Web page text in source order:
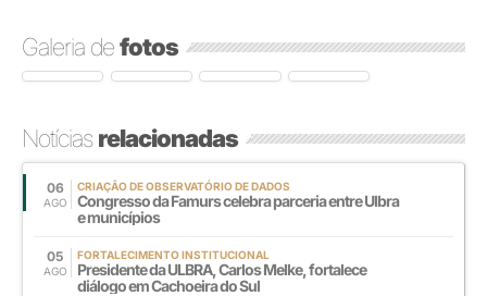
Galeria defotos
Notíciasrelacionadas
06
AGO
CRIAÇÃO DE OBSERVATÓRIO DE DADOS
Congresso da Famurs celebra parceria entre Ulbra
e municípios
05
AGO
FORTALECIMENTO INSTITUCIONAL
Presidente da ULBRA, Carlos Melke, fortalece
diálogo em Cachoeira do Sul